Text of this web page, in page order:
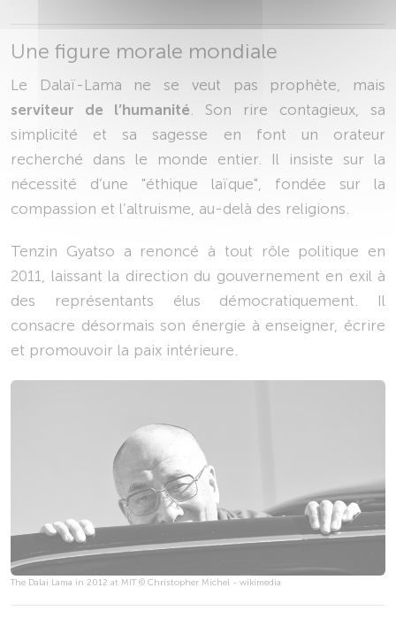
Une figure morale mondiale
Le Dalaï-Lama ne se veut pas prophète, mais
serviteur de l’humanité. Son rire contagieux, sa
simplicité et sa sagesse en font un orateur
recherché dans le monde entier. Il insiste sur la
nécessité d’une "éthique laïque", fondée sur la
compassion et l’altruisme, au-delà des religions.
Tenzin Gyatso a renoncé à tout rôle politique en
2011, laissant la direction du gouvernement en exil à
des représentants élus démocratiquement. Il
consacre désormais son énergie à enseigner, écrire
et promouvoir la paix intérieure.
The Dalai Lama in 2012 at MIT © Christopher Michel - wikimedia